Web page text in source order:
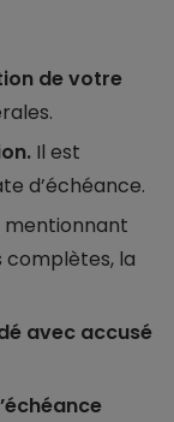
de votre
Il est
d’échéance.
mentionnant
complètes, la
avec accusé